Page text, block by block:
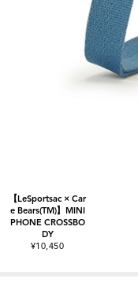
【LeSportsac × Car
e Bears(TM)】MINI
PHONE CROSSBO
DY
¥10,450